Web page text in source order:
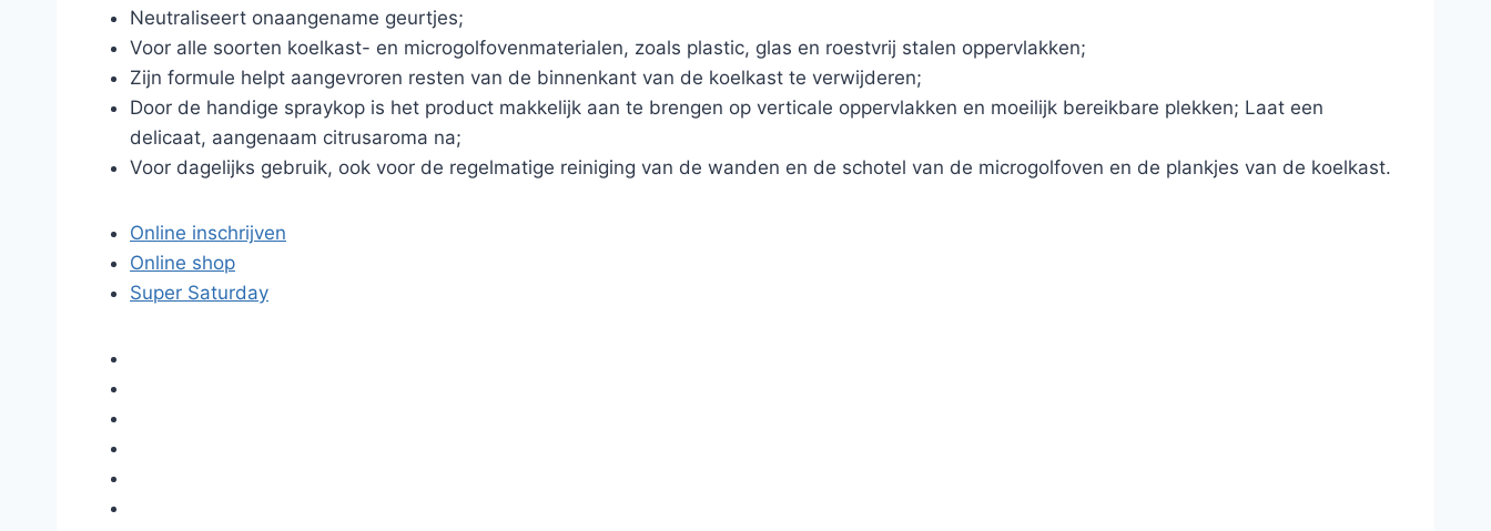
Neutraliseert onaangename geurtjes;
Voor alle soorten koelkast- en microgolfovenmaterialen, zoals plastic, glas en roestvrij stalen oppervlakken;
Zijn formule helpt aangevroren resten van de binnenkant van de koelkast te verwijderen;
Door de handige spraykop is het product makkelijk aan te brengen op verticale oppervlakken en moeilijk bereikbare plekken; Laat een
delicaat, aangenaam citrusaroma na;
Voor dagelijks gebruik, ook voor de regelmatige reiniging van de wanden en de schotel van de microgolfoven en de plankjes van de koelkast.
Online inschrijven
Online shop
Super Saturday